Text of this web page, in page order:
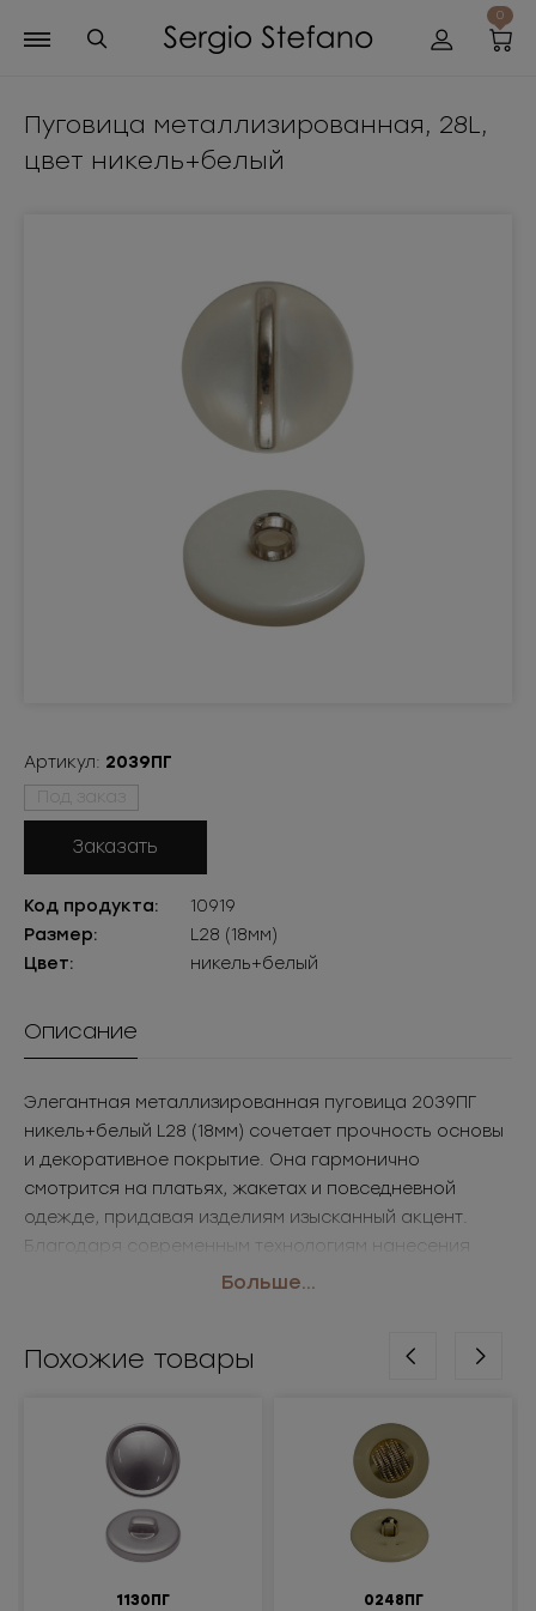
0
Пуговица металлизированная, 28L,
цвет никель+белый
Артикул: 2039ПГ
Под заказ
Заказать
Код продукта:
10919
Размер:
L28 (18мм)
Цвет:
никель+белый
Описание
Элегантная металлизированная пуговица 2039ПГ
никель+белый L28 (18мм) сочетает прочность основы
и декоративное покрытие. Она гармонично
смотрится на платьях, жакетах и повседневной
одежде, придавая изделиям изысканный акцент.
Благодаря современным технологиям нанесения
покрытия, такие пуговицы фурнитура оптом
• Размер: L28 (18мм)
Применение: платья, жакеты, универсальная одежда
Больше...
Похожие товары
1130ПГ 0248ПГ